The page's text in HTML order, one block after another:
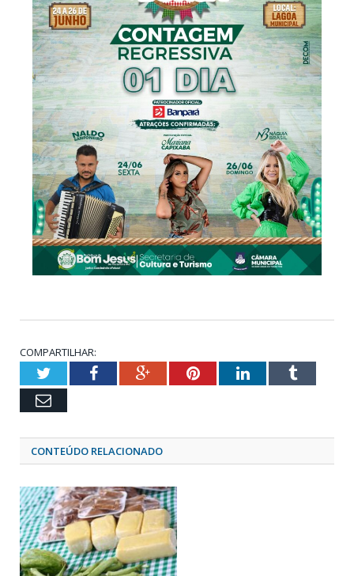
COMPARTILHAR:
TwitterFacebookGoogle+PinterestLinkedInTumblr
Email
CONTEÚDO RELACIONADO